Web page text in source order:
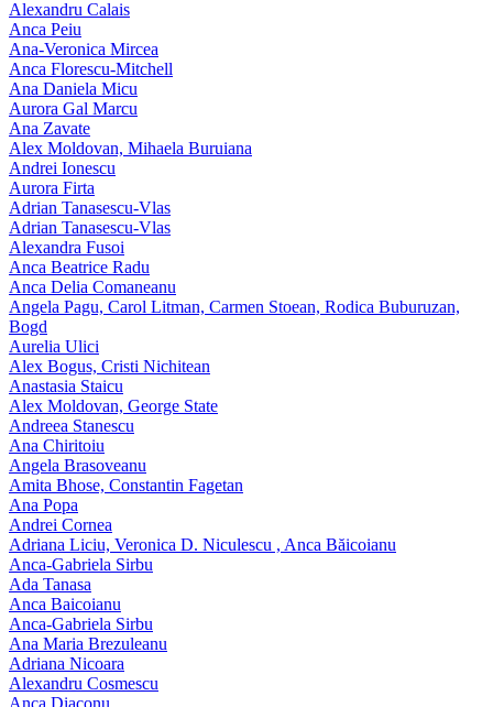
Alexandru Calais
Anca Peiu
Ana-Veronica Mircea
Anca Florescu-Mitchell
Ana Daniela Micu
Aurora Gal Marcu
Ana Zavate
Alex Moldovan, Mihaela Buruiana
Andrei Ionescu
Aurora Firta
Adrian Tanasescu‑Vlas
Adrian Tanasescu-Vlas
Alexandra Fusoi
Anca Beatrice Radu
Anca Delia Comaneanu
Angela Pagu, Carol Litman, Carmen Stoean, Rodica Buburuzan,
Bogd
Aurelia Ulici
Alex Bogus, Cristi Nichitean
Anastasia Staicu
Alex Moldovan, George State
Andreea Stanescu
Ana Chiritoiu
Angela Brasoveanu
Amita Bhose, Constantin Fagetan
Ana Popa
Andrei Cornea
Adriana Liciu, Veronica D. Niculescu , Anca Băicoianu
Anca‑Gabriela Sirbu
Ada Tanasa
Anca Baicoianu
Anca-Gabriela Sirbu
Ana Maria Brezuleanu
Adriana Nicoara
Alexandru Cosmescu
Anca Diaconu